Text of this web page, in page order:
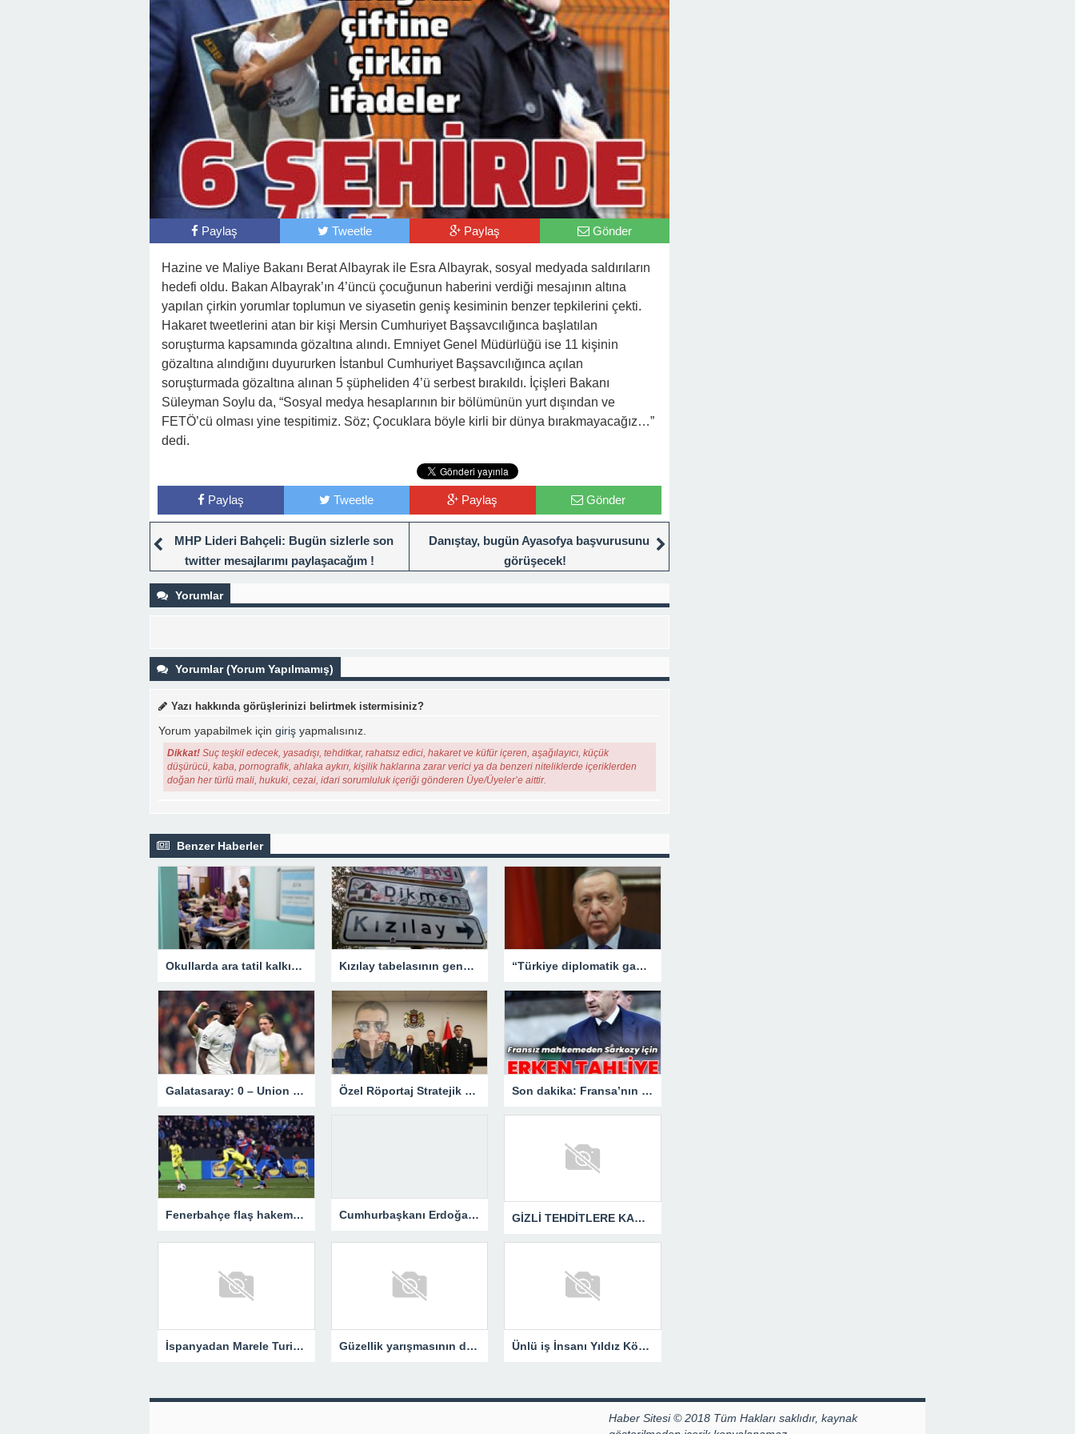
Paylaş Tweetle Paylaş Gönder
Hazine ve Maliye Bakanı Berat Albayrak ile Esra Albayrak, sosyal medyada saldırıların
hedefi oldu. Bakan Albayrak’ın 4’üncü çocuğunun haberini verdiği mesajının altına
yapılan çirkin yorumlar toplumun ve siyasetin geniş kesiminin benzer tepkilerini çekti.
Hakaret tweetlerini atan bir kişi Mersin Cumhuriyet Başsavcılığınca başlatılan
soruşturma kapsamında gözaltına alındı. Emniyet Genel Müdürlüğü ise 11 kişinin
gözaltına alındığını duyururken İstanbul Cumhuriyet Başsavcılığınca açılan
soruşturmada gözaltına alınan 5 şüpheliden 4’ü serbest bırakıldı. İçişleri Bakanı
Süleyman Soylu da, “Sosyal medya hesaplarının bir bölümünün yurt dışından ve
FETÖ’cü olması yine tespitimiz. Söz; Çocuklara böyle kirli bir dünya bırakmayacağız…”
dedi.
Paylaş Tweetle Paylaş Gönder
MHP Lideri Bahçeli: Bugün sizlerle son
twitter mesajlarımı paylaşacağım !
Danıştay, bugün Ayasofya başvurusunu
görüşecek!
Yorumlar
Yorumlar (Yorum Yapılmamış)
Yazı hakkında görüşlerinizi belirtmek istermisiniz?
Yorum yapabilmek için giriş yapmalısınız.
Dikkat! Suç teşkil edecek, yasadışı, tehditkar, rahatsız edici, hakaret ve küfür içeren, aşağılayıcı, küçük
düşürücü, kaba, pornografik, ahlaka aykırı, kişilik haklarına zarar verici ya da benzeri niteliklerde içeriklerden
doğan her türlü mali, hukuki, cezai, idari sorumluluk içeriği gönderen Üye/Üyeler’e aittir.
Benzer Haberler
Okullarda ara tatil kalkıyor mu? Bakan Tekin’den açıklama. Kızılay tabelasının gençlerle imtihanı! “Türkiye diplomatik gayretlerine devam edecek”
Galatasaray: 0 – Union Saint-Gilloise: 1 | MAÇ SONUCU ! Özel Röportaj Stratejik Deniz Güvenliği Uzmanı Gemi Kaptanı Şahin Avşar ile Konuştuk? “Karadeniz’de yeni bir güvenlik mimarisi mi doğuyor? Son dakika: Fransa’nın eski lideri Sarkozy’e erken tahliye.
Fenerbahçe flaş hakem için UEFA’ya gitti! Cumhurbaşkanı Erdoğan: Gazze için görev gücünde yer alacağız.